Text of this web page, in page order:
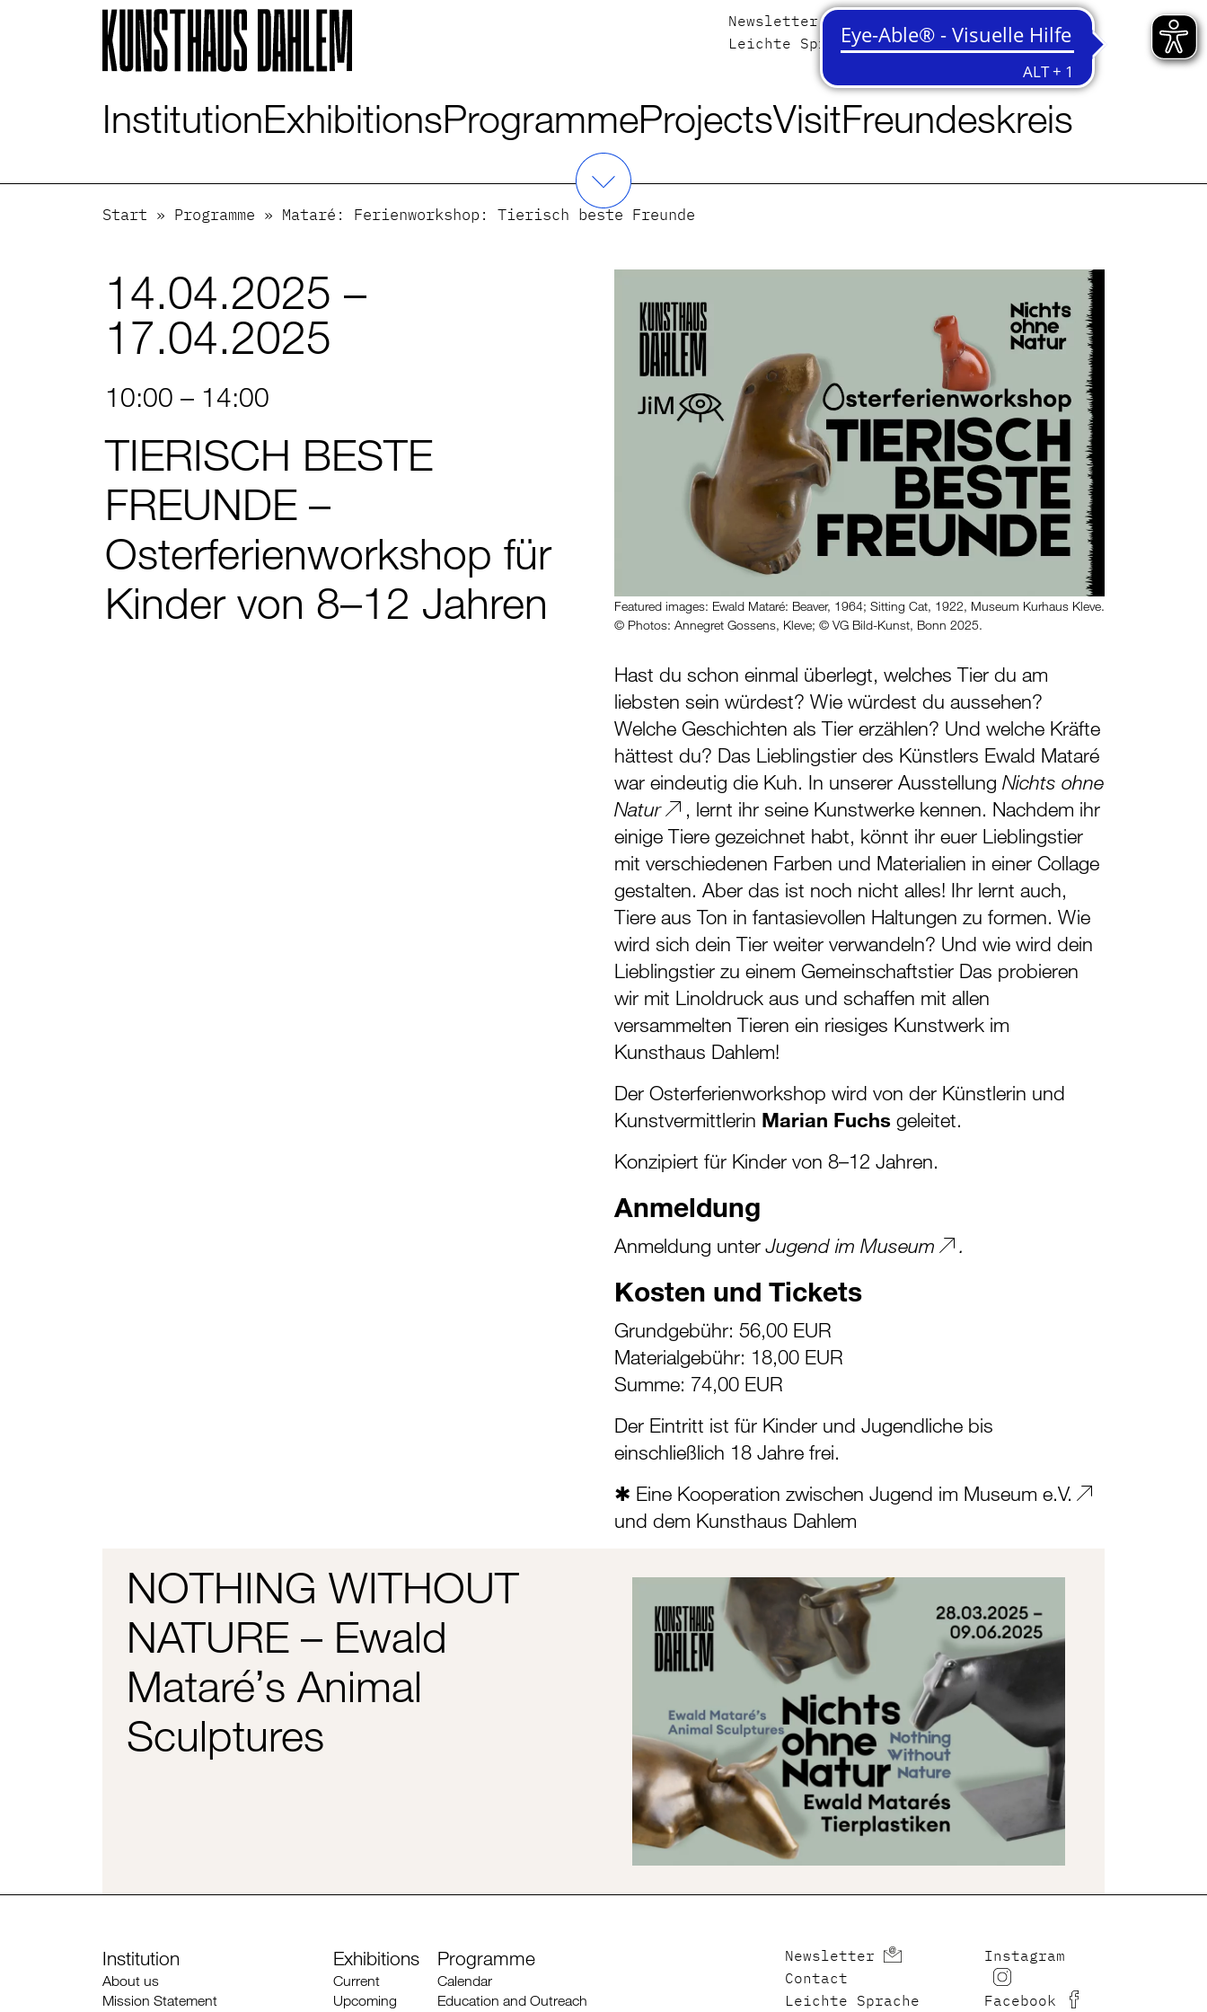
Assistenzsoftware
ALT
Newsletter
Leichte Sprache
English Deutsch
InstitutionExhibitionsProgrammeProjectsVisitFreundeskreis
Start » Programme » Mataré: Ferienworkshop: Tierisch beste Freunde
14.04.2025 –
17.04.2025
10:00 – 14:00
TIERISCH BESTE
FREUNDE –
Osterferienworkshop für
Kinder von 8–12 Jahren
Featured images: Ewald Mataré: Beaver, 1964; Sitting Cat, 1922, Museum Kurhaus Kleve.
© Photos: Annegret Gossens, Kleve; © VG Bild-Kunst, Bonn 2025.
Hast du schon einmal überlegt, welches Tier du am
liebsten sein würdest? Wie würdest du aussehen?
Welche Geschichten als Tier erzählen? Und welche Kräfte
hättest du? Das Lieblingstier des Künstlers Ewald Mataré
war eindeutig die Kuh. In unserer Ausstellung Nichts ohne
Natur
, lernt ihr seine Kunstwerke kennen. Nachdem ihr
einige Tiere gezeichnet habt, könnt ihr euer Lieblingstier
mit verschiedenen Farben und Materialien in einer Collage
gestalten. Aber das ist noch nicht alles! Ihr lernt auch,
Tiere aus Ton in fantasievollen Haltungen zu formen. Wie
wird sich dein Tier weiter verwandeln? Und wie wird dein
Lieblingstier zu einem Gemeinschaftstier Das probieren
wir mit Linoldruck aus und schaffen mit allen
versammelten Tieren ein riesiges Kunstwerk im
Kunsthaus Dahlem!
Der Osterferienworkshop wird von der Künstlerin und
Kunstvermittlerin Marian Fuchs geleitet.
Konzipiert für Kinder von 8–12 Jahren.
Anmeldung
Anmeldung unterJugend im Museum .
Kosten und Tickets
Grundgebühr: 56,00 EUR
Materialgebühr: 18,00 EUR
Summe: 74,00 EUR
Der Eintritt ist für Kinder und Jugendliche bis
einschließlich 18 Jahre frei.
✱ Eine Kooperation zwischen Jugend im Museum e.V.
und dem Kunsthaus Dahlem
NOTHING WITHOUT
NATURE – Ewald
Mataréʼs Animal
Sculptures
Institution
About us
Mission Statement
Exhibitions
Current
Upcoming
Programme
Calendar
Education and Outreach
Newsletter
Contact
Leichte Sprache
Instagram
Facebook